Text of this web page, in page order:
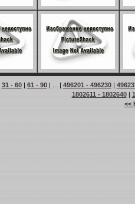
31 - 60| 61 - 90| ... | 496201 - 496230|
1802611 - 1802640|
<<